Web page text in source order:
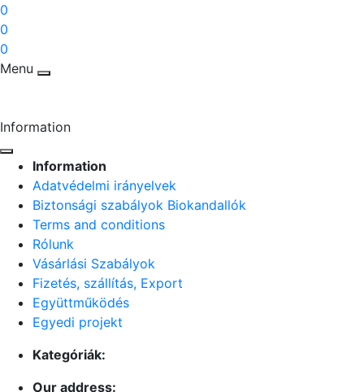
0
0
0
Menu
Information
Information
Adatvédelmi irányelvek
Biztonsági szabályok Biokandallók
Terms and conditions
Rólunk
Vásárlási Szabályok
Fizetés, szállítás, Export
Együttműködés
Egyedi projekt
Kategóriák:
Our address: